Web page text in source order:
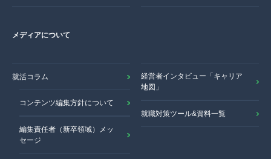
メディアについて
就活コラム
コンテンツ編集方針について
編集責任者（新卒領域）メッ
セージ
経営者インタビュー「キャリア
地図」
就職対策ツール&資料一覧